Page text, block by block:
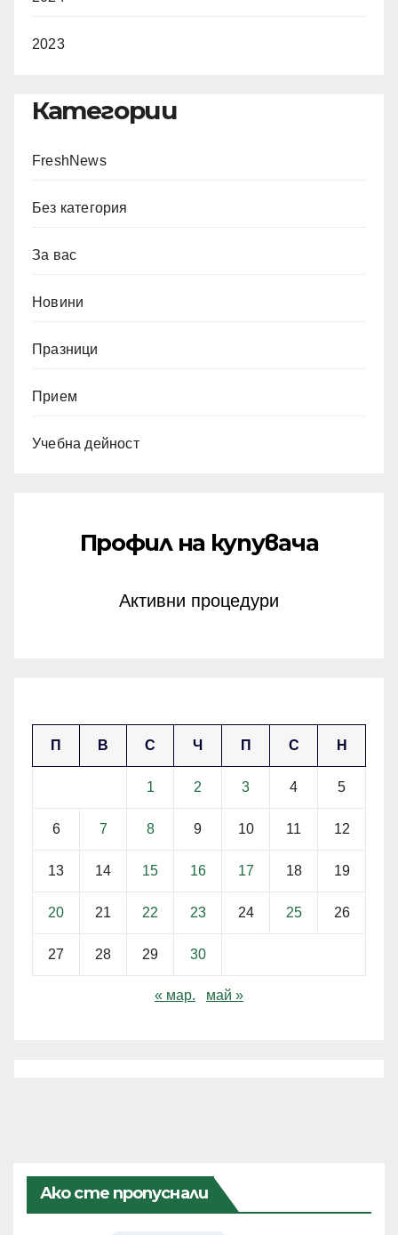
2023
Категории
FreshNews
Без категория
За вас
Новини
Празници
Прием
Учебна дейност
Профил на купувача
Активни процедури
П В С Ч П С Н
1 2 3 4 5
6 7 8 9 10 11 12
13 14 15 16 17 18 19
20 21 22 23 24 25 26
27 28 29 30
« мар. май »
Ако сте пропуснали